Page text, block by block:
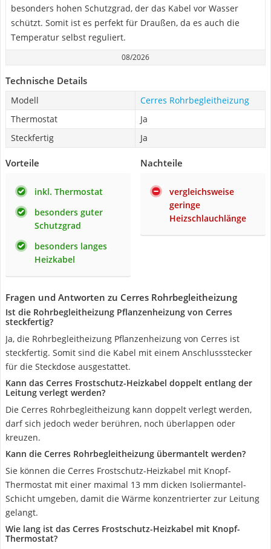
besonders hohen Schutzgrad, der das Kabel vor Wasser
schützt. Somit ist es perfekt für Draußen, da es auch die
Temperatur selbst reguliert.
08/2026
Technische Details
Modell
Cerres Rohrbegleitheizung
Thermostat
Ja
Steckfertig
Ja
Vorteile
inkl. Thermostat
besonders guter
Schutzgrad
besonders langes
Heizkabel
Nachteile
vergleichsweise
geringe
Heizschlauchlänge
Fragen und Antworten zu Cerres Rohrbegleitheizung
Ist die Rohrbegleitheizung Pflanzenheizung von Cerres
steckfertig?
Ja, die Rohrbegleitheizung Pflanzenheizung von Cerres ist
steckfertig. Somit sind die Kabel mit einem Anschlussstecker
für die Steckdose ausgestattet.
Kann das Cerres Frostschutz-Heizkabel doppelt entlang der
Leitung verlegt werden?
Die Cerres Rohrbegleitheizung kann doppelt verlegt werden,
darf sich jedoch weder berühren, noch überlappen oder
kreuzen.
Kann die Cerres Rohrbegleitheizung übermantelt werden?
Sie können die Cerres Frostschutz-Heizkabel mit Knopf-
Thermostat mit einer maximal 13 mm dicken Isoliermantel-
Schicht umgeben, damit die Wärme konzentrierter zur Leitung
gelangt.
Wie lang ist das Cerres Frostschutz-Heizkabel mit Knopf-
Thermostat?